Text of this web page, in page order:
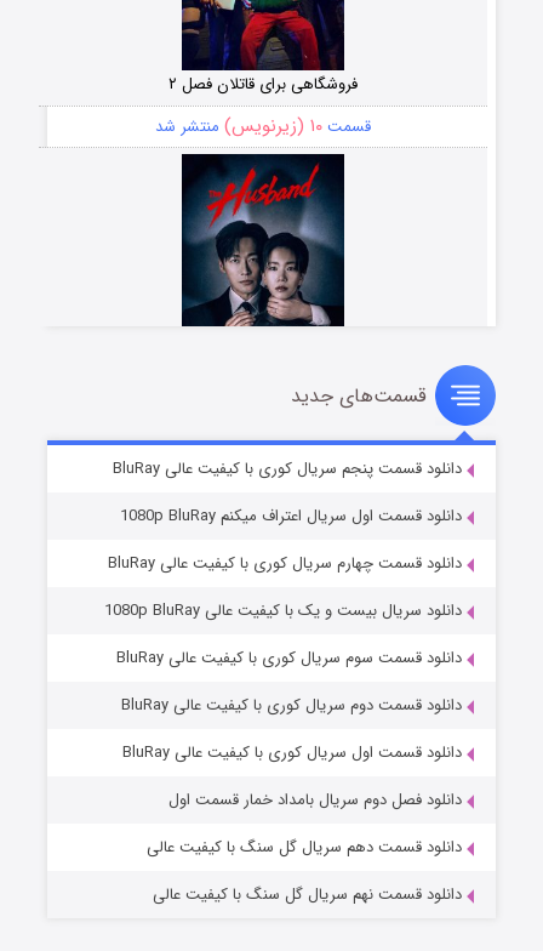
فروشگاهی برای قاتلان فصل ۲
قسمت۱۰ (زیرنویس) منتشر شد
قسمت۸ (زیرنویس) منتشر شد
عملیات آپارتمان
قسمت۲ (زیرنویس) منتشر شد
قسمت‌های جدید
دانلود قسمت پنجم سریال کوری با کیفیت عالی BluRay
دانلود قسمت اول سریال اعتراف میکنم 1080p BluRay
دانلود قسمت چهارم سریال کوری با کیفیت عالی BluRay
دانلود سریال بیست و یک با کیفیت عالی 1080p BluRay
دانلود قسمت سوم سریال کوری با کیفیت عالی BluRay
دانلود قسمت دوم سریال کوری با کیفیت عالی BluRay
دانلود قسمت اول سریال کوری با کیفیت عالی BluRay
دانلود فصل دوم سریال بامداد خمار قسمت اول
دانلود قسمت دهم سریال گل سنگ با کیفیت عالی
دانلود قسمت نهم سریال گل سنگ با کیفیت عالی